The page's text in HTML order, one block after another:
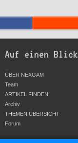
Auf einen Blick
ÜBER NEXGAM
Team
ARTIKEL FINDEN
Archiv
THEMEN ÜBERSICHT
Forum